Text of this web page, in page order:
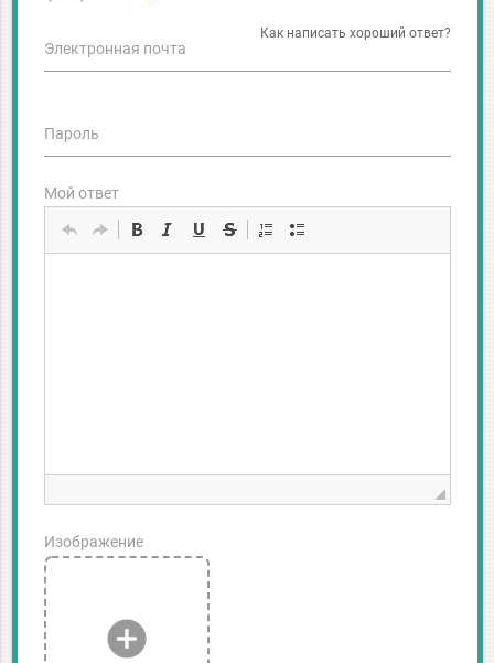
Как написать хороший ответ?
Электронная почта
Пароль
Мой ответ
add_circle
Изображение